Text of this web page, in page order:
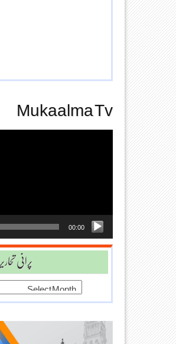
Mukaalma Tv
00:00
پرانی تحاریر